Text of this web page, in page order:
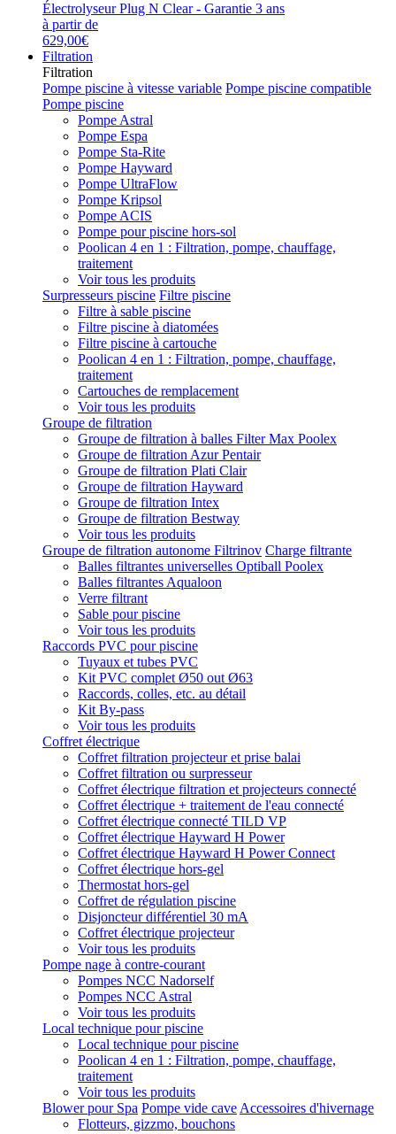
Électrolyseur Plug N Clear - Garantie 3 ans
à partir de
629,00€
Filtration
Filtration
Pompe piscine à vitesse variable Pompe piscine compatible
Pompe piscine
Pompe Astral
Pompe Espa
Pompe Sta-Rite
Pompe Hayward
Pompe UltraFlow
Pompe Kripsol
Pompe ACIS
Pompe pour piscine hors-sol
Poolican 4 en 1 : Filtration, pompe, chauffage,
traitement
Voir tous les produits
Surpresseurs piscine Filtre piscine
Filtre à sable piscine
Filtre piscine à diatomées
Filtre piscine à cartouche
Poolican 4 en 1 : Filtration, pompe, chauffage,
traitement
Cartouches de remplacement
Voir tous les produits
Groupe de filtration
Groupe de filtration à balles Filter Max Poolex
Groupe de filtration Azur Pentair
Groupe de filtration Plati Clair
Groupe de filtration Hayward
Groupe de filtration Intex
Groupe de filtration Bestway
Voir tous les produits
Groupe de filtration autonome Filtrinov Charge filtrante
Balles filtrantes universelles Optiball Poolex
Balles filtrantes Aqualoon
Verre filtrant
Sable pour piscine
Voir tous les produits
Raccords PVC pour piscine
Tuyaux et tubes PVC
Kit PVC complet Ø50 out Ø63
Raccords, colles, etc. au détail
Kit By-pass
Voir tous les produits
Coffret électrique
Coffret filtration projecteur et prise balai
Coffret filtration ou surpresseur
Coffret électrique filtration et projecteurs connecté
Coffret électrique + traitement de l'eau connecté
Coffret électrique connecté TILD VP
Coffret électrique Hayward H Power
Coffret électrique Hayward H Power Connect
Coffret électrique hors-gel
Thermostat hors-gel
Coffret de régulation piscine
Disjoncteur différentiel 30 mA
Coffret électrique projecteur
Voir tous les produits
Pompe nage à contre-courant
Pompes NCC Nadorself
Pompes NCC Astral
Voir tous les produits
Local technique pour piscine
Local technique pour piscine
Poolican 4 en 1 : Filtration, pompe, chauffage,
traitement
Voir tous les produits
Blower pour Spa Pompe vide cave Accessoires d'hivernage
Flotteurs, gizzmo, bouchons